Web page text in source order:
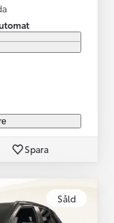
Spara
Såld